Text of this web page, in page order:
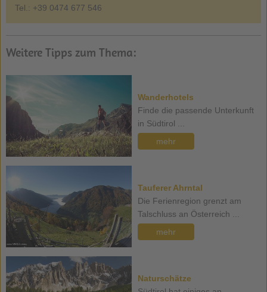
Tel.: +39 0474 677 546
Weitere Tipps zum Thema:
Wanderhotels
Finde die passende Unterkunft
in Südtirol ...
mehr
Tauferer Ahrntal
Die Ferienregion grenzt am
Talschluss an Österreich ...
mehr
Naturschätze